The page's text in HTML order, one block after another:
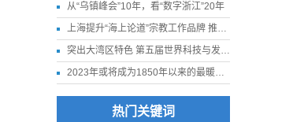
从“乌镇峰会”10年，看“数字浙江”20年
上海提升“海上论道”宗教工作品牌 推进我国宗教中国化走深走实
突出大湾区特色 第五届世界科技与发展论坛11月下旬在深圳举行
2023年或将成为1850年以来的最暖年份
热门关键词